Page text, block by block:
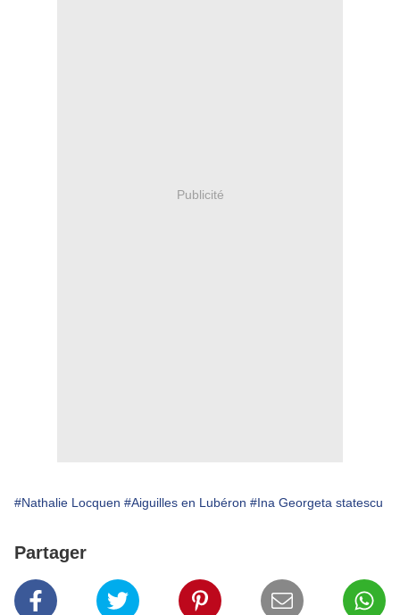
Publicité
#Nathalie Locquen #Aiguilles en Lubéron #Ina Georgeta statescu
Partager